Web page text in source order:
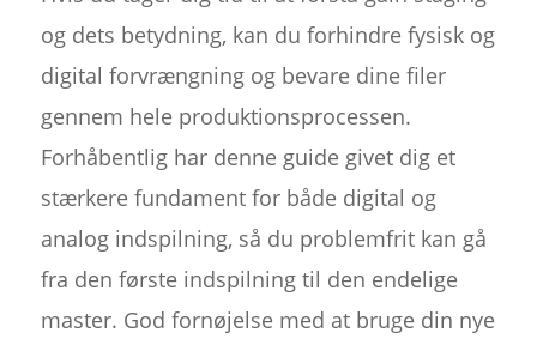
og dets betydning, kan du forhindre fysisk og
digital forvrængning og bevare dine filer
gennem hele produktionsprocessen.
Forhåbentlig har denne guide givet dig et
stærkere fundament for både digital og
analog indspilning, så du problemfrit kan gå
fra den første indspilning til den endelige
master. God fornøjelse med at bruge din nye